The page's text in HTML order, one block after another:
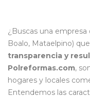
¿Buscas una empresa
Boalo, Mataelpino)
transparencia y
Polreformas.com,
hogares y locales
Entendemos las